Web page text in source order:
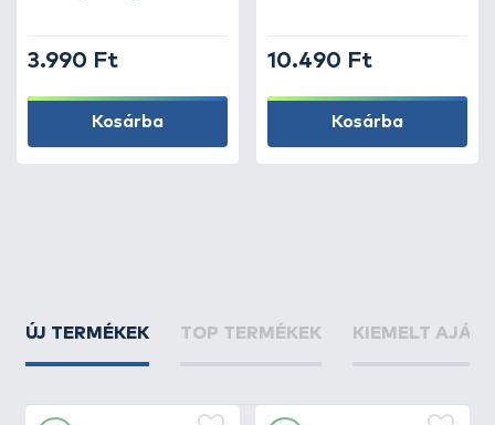
3.990 Ft
Kosárba
10.490 Ft
Kosárba
ÚJ TERMÉKEK TOP TERMÉKEK KIEMELT